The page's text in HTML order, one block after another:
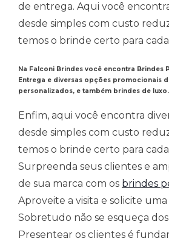
de entrega. Aqui você
desde simples com custo
temos o brinde certo para cada
Na Falconi Brindes você encontra Brindes
Entrega e diversas opções promocionais
personalizados, e também brindes de luxo.
Enfim, aqui você encontra
desde simples com custo
temos o brinde certo para
Surpreenda seus clientes e
de sua marca com os brindes
Aproveite a visita e solicite
Sobretudo não se esqueça
Presentear os clientes é